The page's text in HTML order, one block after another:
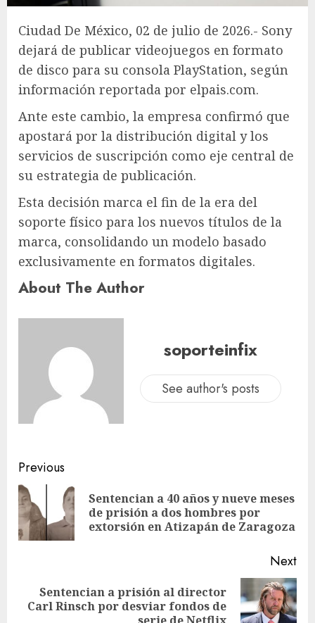
Ciudad De México, 02 de julio de 2026.- Sony
dejará de publicar videojuegos en formato
de disco para su consola PlayStation, según
información reportada por elpais.com.
Ante este cambio, la empresa confirmó que
apostará por la distribución digital y los
servicios de suscripción como eje central de
su estrategia de publicación.
Esta decisión marca el fin de la era del
soporte físico para los nuevos títulos de la
marca, consolidando un modelo basado
exclusivamente en formatos digitales.
About The Author
soporteinfix
See author's posts
Previous
Sentencian a 40 años y nueve meses
de prisión a dos hombres por
extorsión en Atizapán de Zaragoza
Next
Sentencian a prisión al director
Carl Rinsch por desviar fondos de